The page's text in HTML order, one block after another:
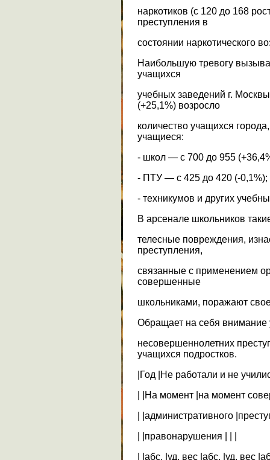
наркотиков (с 120 до 168
преступления в
состоянии наркотического
Наибольшую тревогу
учащихся
учебных заведений г.
(+25,1%) возросло
количество учащихся
учащиеся:
- школ — с 700 до 955
- ПТУ — с 425 до 420 (-0,1%);
- техникумов и других
В арсенале школьников
телесные повреждения,
преступления,
связанные с применением
совершенные
школьниками, поражают
Обращает на себя внимание
несовершеннолетних
учащихся подростков.
|Год |Не работали и не
| |На момент |на момент
| |административного
| |правонарушения | | |
| |абс. |уд. вес |абс. |уд. вес